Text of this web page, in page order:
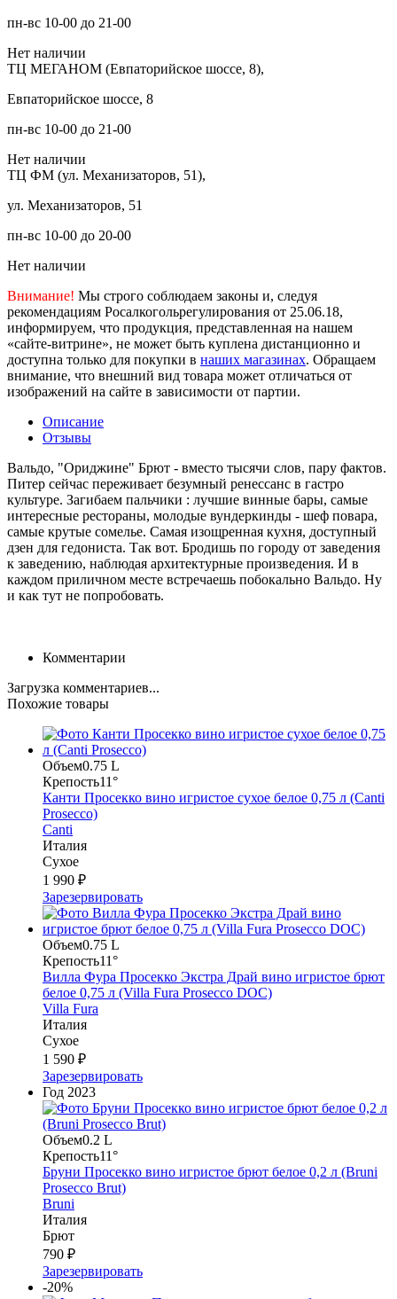
пн-вс 10-00 до 21-00
Нет наличии
ТЦ МЕГАНОМ (Евпаторийское шоссе, 8),
Евпаторийское шоссе, 8
пн-вс 10-00 до 21-00
Нет наличии
ТЦ ФМ (ул. Механизаторов, 51),
ул. Механизаторов, 51
пн-вс 10-00 до 20-00
Нет наличии
Внимание! Мы строго соблюдаем законы и, следуя
рекомендациям Росалкогольрегулирования от 25.06.18,
информируем, что продукция, представленная на нашем
«сайте-витрине», не может быть куплена дистанционно и
доступна только для покупки в наших магазинах. Обращаем
внимание, что внешний вид товара может отличаться от
изображений на сайте в зависимости от партии.
Описание
Отзывы
Вальдо, "Ориджине" Брют - вместо тысячи слов, пару фактов.
Питер сейчас переживает безумный ренессанс в гастро
культуре. Загибаем пальчики : лучшие винные бары, самые
интересные рестораны, молодые вундеркинды - шеф повара,
самые крутые сомелье. Самая изощренная кухня, доступный
дзен для гедониста. Так вот. Бродишь по городу от заведения
к заведению, наблюдая архитектурные произведения. И в
каждом приличном месте встречаешь побокально Вальдо. Ну
и как тут не попробовать.
Комментарии
Загрузка комментариев...
Похожие товары
Объем0.75 L
Крепость11°
Канти Просекко вино игристое сухое белое 0,75 л (Canti
Prosecco)
Canti
Италия
Сухое
1 990 ₽
Зарезервировать
Объем0.75 L
Крепость11°
Вилла Фура Просекко Экстра Драй вино игристое брют
белое 0,75 л (Villa Fura Prosecco DOC)
Villa Fura
Италия
Сухое
1 590 ₽
Зарезервировать
Год 2023
Объем0.2 L
Крепость11°
Бруни Просекко вино игристое брют белое 0,2 л (Bruni
Prosecco Brut)
Bruni
Италия
Брют
790 ₽
Зарезервировать
-20%